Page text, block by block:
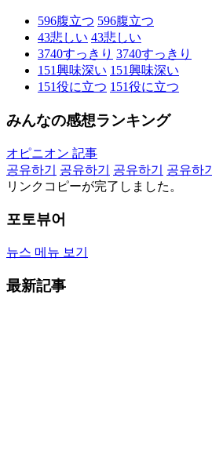
596腹立つ 596腹立つ
43悲しい 43悲しい
3740すっきり 3740すっきり
151興味深い 151興味深い
151役に立つ 151役に立つ
みんなの感想ランキング
オピニオン 記事
공유하기
공유하기 공유하기 공유하기
リンクコピーが完了しました。
포토뷰어
뉴스 메뉴 보기
最新記事